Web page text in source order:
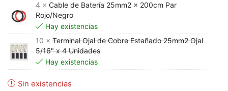
4 × Cable de Batería 25mm2 x 200cm Par
Rojo/Negro
Hay existencias
10 × Terminal Ojal de Cobre Estañado 25mm2 Ojal
5/16" x 4 Unidades
Hay existencias
Sin existencias